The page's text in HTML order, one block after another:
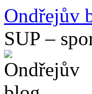
Přejít
k
obsahu
webu
Ondřejův
SUP –